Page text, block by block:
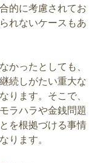
的に考慮されてお
れないケースもあ
かったとしても、
続しがたい重大な
ります。そこで、
ラハラや金銭問題
を根拠づける事情
ります。